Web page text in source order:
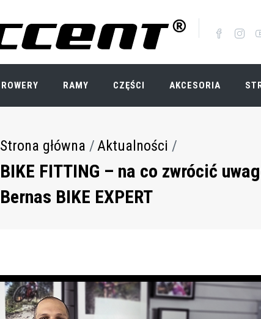
ROWERY RAMY CZĘŚCI AKCESORIA
Ścieżka
Strona główna Aktualności
BIKE FITTING – na co zwrócić
Bernas BIKE EXPERT